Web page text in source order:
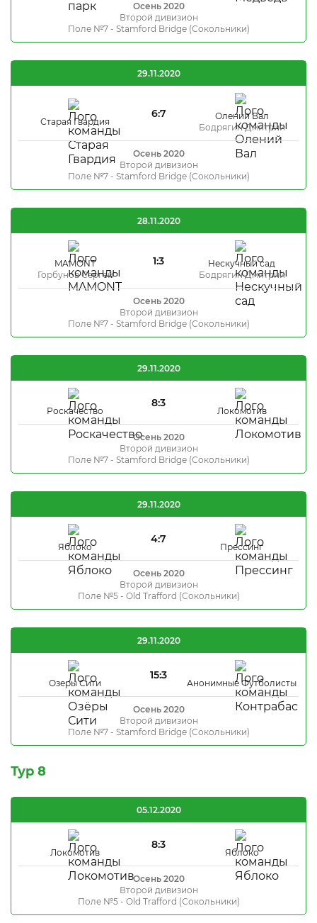
Осень 2020
Второй дивизион
Поле №7 - Stamford Bridge (Сокольники)
Старая Гвардия
6:7
Олений Вал
Бодрягин Дмитрий
29.11.2020
Осень 2020
Второй дивизион
Поле №7 - Stamford Bridge (Сокольники)
MAMONT
Горбунов Сергей
1:3
Нескучный сад
Бодрягин Дмитрий
28.11.2020
Осень 2020
Второй дивизион
Поле №7 - Stamford Bridge (Сокольники)
Роскачество
8:3
Локомотив
29.11.2020
Осень 2020
Второй дивизион
Поле №7 - Stamford Bridge (Сокольники)
Яблоко
4:7
Прессинг
29.11.2020
Осень 2020
Второй дивизион
Поле №5 - Old Trafford (Сокольники)
Озеры Сити
15:3
Анонимные Футболисты
29.11.2020
Осень 2020
Второй дивизион
Поле №7 - Stamford Bridge (Сокольники)
Тур 8
Локомотив
8:3
Яблоко
05.12.2020
Осень 2020
Второй дивизион
Поле №5 - Old Trafford (Сокольники)